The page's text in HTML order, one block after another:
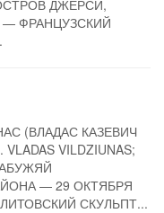
ДЖЕРСИ,
ФРАНЦУЗСКИЙ
(ВЛАДАС КАЗЕВИЧ
VILDZIUNAS;
— 29 ОКТЯБРЯ
СКУЛЬПТ...